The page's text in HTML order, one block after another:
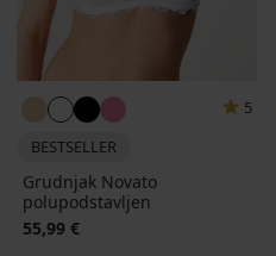
5
BESTSELLER
Grudnjak Novato
polupodstavljen
55,99 €